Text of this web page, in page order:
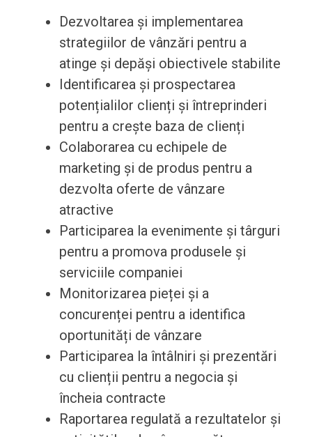
Dezvoltarea și implementarea
strategiilor de vânzări pentru a
atinge și depăși obiectivele stabilite
Identificarea și prospectarea
potențialilor clienți și întreprinderi
pentru a crește baza de clienți
Colaborarea cu echipele de
marketing și de produs pentru a
dezvolta oferte de vânzare
atractive
Participarea la evenimente și târguri
pentru a promova produsele și
serviciile companiei
Monitorizarea pieței și a
concurenței pentru a identifica
oportunități de vânzare
Participarea la întâlniri și prezentări
cu clienții pentru a negocia și
încheia contracte
Raportarea regulată a rezultatelor și